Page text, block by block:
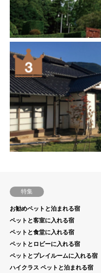
特集
お勧めペットと泊まれる宿
ペットと客室に入れる宿
ペットと食堂に入れる宿
ペットとロビーに入れる宿
ペットとプレイルームに入れる宿
ハイクラス ペットと泊まれる宿